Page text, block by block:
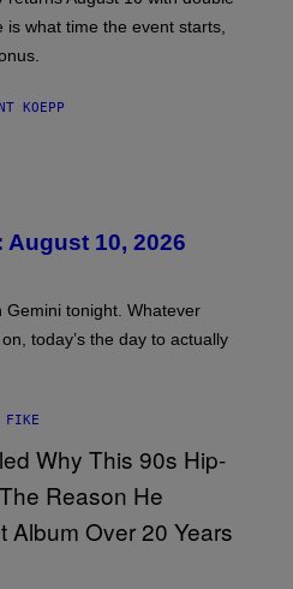
is what time the event starts,
KOEPP
10, 2026
Gemini tonight. Whatever
today’s the day to actually
FIKE